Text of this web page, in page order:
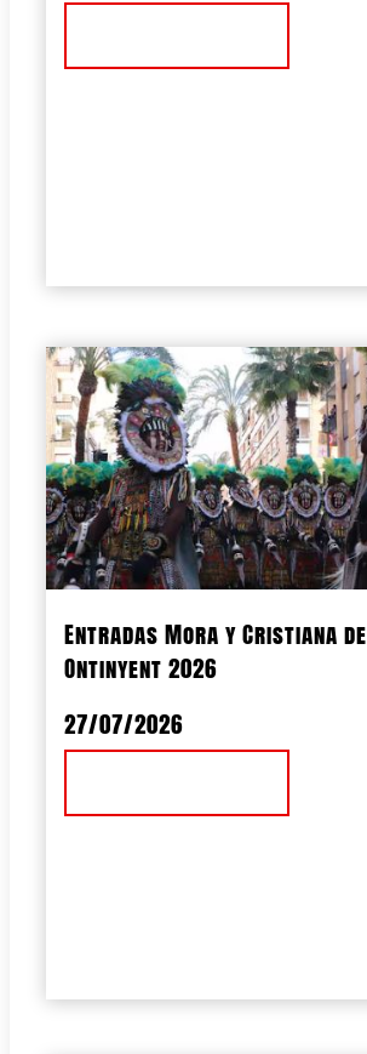
Entradas Mora y Cristiana de
Ontinyent 2026
27/07/2026